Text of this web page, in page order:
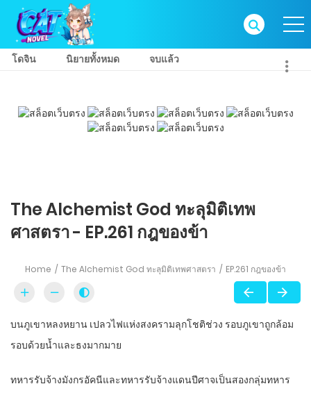
โดจิน นิยายทั้งหมด จบแล้ว
The Alchemist God ทะลุมิติเทพ
ศาสตรา - EP.261 กฎของข้า
Home The Alchemist God ทะลุมิติเทพศาสตรา EP.261 กฎของข้า
บนภูเขาหลงหยาน เปลวไฟแห่งสงครามลุกโชติช่วง รอบภูเขาถูกล้อม
รอบด้วยน้ำและธงมากมาย
ทหารรับจ้างมังกรอัคนีและทหารรับจ้างแดนปีศาจเป็นสองกลุ่มทหาร